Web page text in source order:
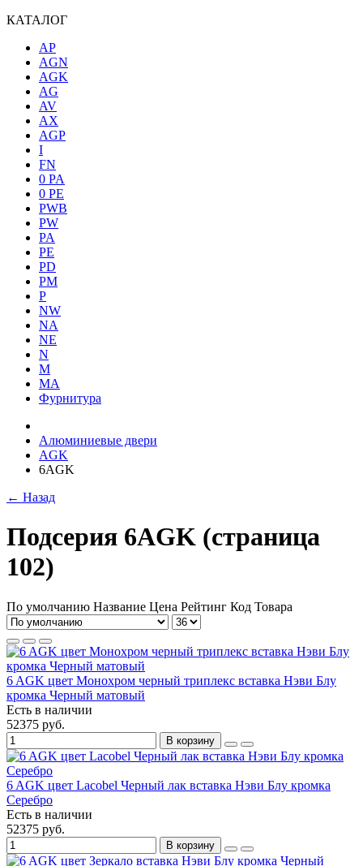
КАТАЛОГ
AP
AGN
AGK
AG
AV
AX
AGP
I
FN
0 PA
0 PE
PWB
PW
PA
PE
PD
PM
P
NW
NA
NE
N
M
MA
Фурнитура
Алюминиевые двери
AGK
6AGK
← Назад
Подсерия 6AGK (страница
102)
По умолчанию Название Цена Рейтинг Код Товара
6 AGK цвет Монохром черный триплекс вставка Нэви Блу
кромка Черный матовый
Есть в наличии
52375 руб.
В корзину
6 AGK цвет Lacobel Черный лак вставка Нэви Блу кромка
Серебро
Есть в наличии
52375 руб.
В корзину